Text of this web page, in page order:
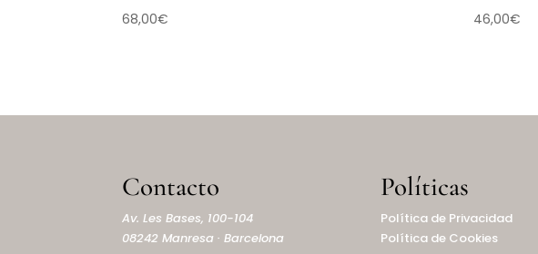
68,00€ 46,00€
Contacto
Av. Les Bases, 100-104
08242 Manresa · Barcelona
Políticas
Política de Privacidad
Política de Cookies